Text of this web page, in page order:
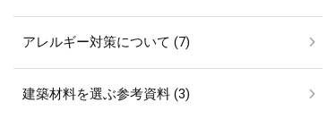
アレルギー対策について (7)
建築材料を選ぶ参考資料 (3)